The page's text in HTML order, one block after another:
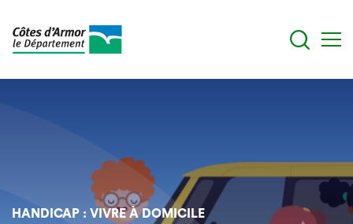
HANDICAP : VIVRE À DOMICILE